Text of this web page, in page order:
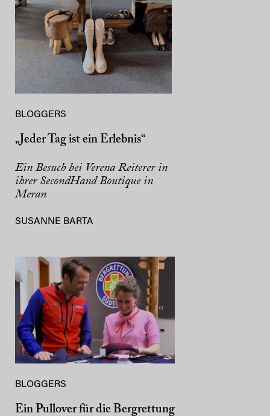
BLOGGERS
„Jeder Tag ist ein Erlebnis“
Ein Besuch bei Verena Reiterer in
ihrer SecondHand Boutique in
Meran
SUSANNE BARTA
BLOGGERS
Ein Pullover für die Bergrettung